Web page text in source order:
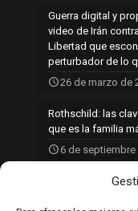
Guerra digital y
video de Irán
Libertad que
perturbador de lo
26 de marzo de
Rothschild: las
que es la familia
6 de septiembre